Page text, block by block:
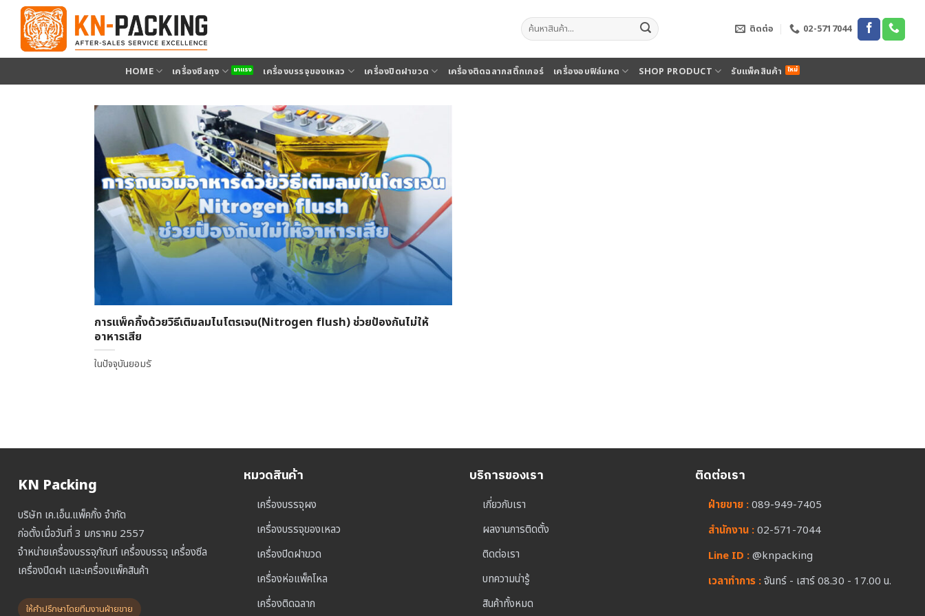
เนื้อหา
ค้นหา: ติดต่อ 02-5717044
HOME เครื่องซีลถุง เครื่องบรรจุของเหลว เครื่องปิดฝาขวด เครื่องติดฉลากสติ๊กเกอร์ เครื่องอบฟิล์มหด SHOP PRODUCT รับแพ็คสินค้า
การแพ็คกิ้งด้วยวิธีเติมลมไนโตรเจน(Nitrogen flush) ช่วยป้องกันไม่ให้
อาหารเสีย
ในปัจจุบันยอมรั
KN Packing
บริษัท เค.เอ็น.แพ็คกิ้ง จำกัด
ก่อตั้งเมื่อวันที่ 3 มกราคม 2557
จำหน่ายเครื่องบรรจุภัณฑ์ เครื่องบรรจุ เครื่องซีล
เครื่องปิดฝา และเครื่องแพ็คสินค้า
ให้คำปรึกษาโดยทีมงานฝ่ายขาย
หมวดสินค้า
เครื่องบรรจุผง
เครื่องบรรจุของเหลว
เครื่องปิดฝาขวด
เครื่องห่อแพ็คโหล
เครื่องติดฉลาก
บริการของเรา
เกี่ยวกับเรา
ผลงานการติดตั้ง
ติดต่อเรา
บทความน่ารู้
สินค้าทั้งหมด
ติดต่อเรา
ฝ่ายขาย :089-949-7405
สำนักงาน :02-571-7044
Line ID :@knpacking
เวลาทำการ :จันทร์ - เสาร์ 08.30 - 17.00 น.